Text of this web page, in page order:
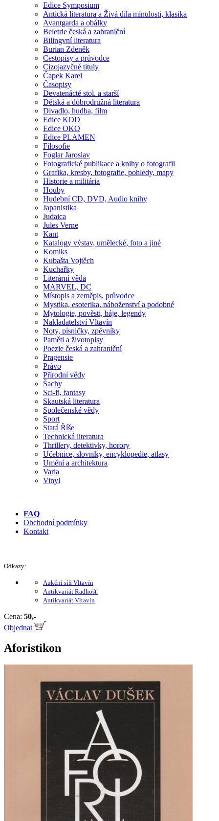
Edice Symposium
Antická literatura a Živá díla minulosti, klasika
Avantgarda a obálky
Beletrie česká a zahraniční
Bilingvní literatura
Burian Zdeněk
Cestopisy a průvodce
Cizojazyčné tituly
Čapek Karel
Časopisy
Devatenácté stol. a starší
Dětská a dobrodružná literatura
Divadlo, hudba, film
Edice KOD
Edice OKO
Edice PLAMEN
Filosofie
Foglar Jaroslav
Fotografické publikace a knihy o fotografii
Grafika, kresby, fotografie, pohledy, mapy
Historie a militária
Houby
Hudební CD, DVD, Audio knihy
Japanistika
Judaica
Jules Verne
Kant
Katalogy výstav, umělecké, foto a jiné
Komiks
Kubašta Vojtěch
Kuchařky
Literární věda
MARVEL, DC
Místopis a zeměpis, průvodce
Mystika, esoterika, náboženství a podobné
Mytologie, pověsti, báje, legendy
Nakladatelství Vltavín
Noty, písničky, zpěvníky
Paměti a životopisy
Poezie česká a zahraniční
Pragensie
Právo
Přírodní vědy
Šachy
Sci-fi, fantasy
Skautská literatura
Společenské vědy
Sport
Stará Říše
Technická literatura
Thrillery, detektivky, horory
Učebnice, slovníky, encyklopedie, atlasy
Umění a architektura
Varia
Vinyl
FAQ
Obchodní podmínky
Kontakt
Odkazy:
Aukční síň Vltavín
Antikvariát Radhošť
Antikvariát Vltavín
Cena: 50,-
Objednat
Aforistikon